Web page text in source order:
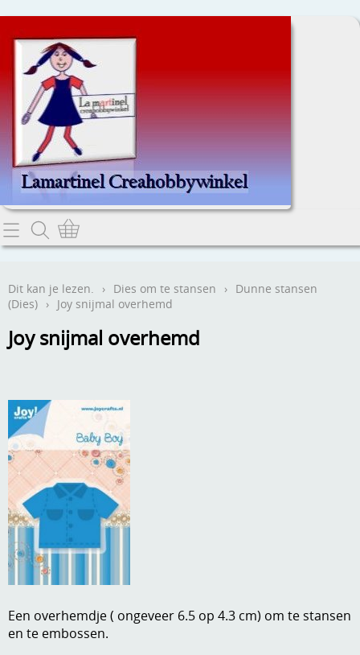
Home
Contact
Webwinkel
Aanbiedingen
Andere
Boeken en magazines
Dies om te stansen
DVD-CD
Embossen
Handige extra's
Hechtingsmaterialen
Verzend - en verpakkingsk
Mijn account
Info
Anders creatief
Dit kan je lezen. › Dies om te stansen › Dunne stansen
(Dies) › Joy snijmal overhemd
Joy snijmal overhemd
Een overhemdje ( ongeveer 6.5 op 4.3 cm) om te stansen
en te embossen.